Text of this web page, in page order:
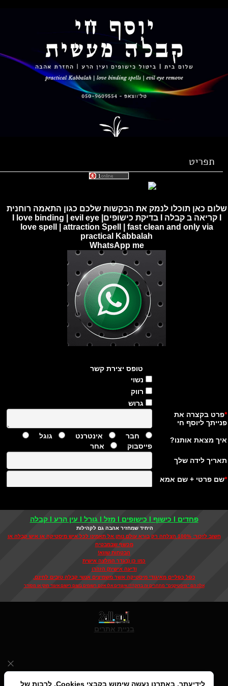
תפריט
כאן תוכלו לנמק את הבקשות שלכם כגון התאמה רוחנית
I קריאה ב קבלה I בדיקת כישופיםI love binding | evil eye |
love spell | attraction Spell | fast clean and only via
practical Kabbalah
WhatsApp me
פחדים I כישוף I כישופים I מזל I גורל I עין הרע I קבלה
היחיד שמחזיר אהבה גם לקהילות
חשוב לזכור: 100% הצלחה רק בורא עולם נותן אל תאמינו לכל איש מיסטיקה או איש קבלה או
מכשף שבמבטיח
הבטחות שווא!
כמו כן (בגדר המלצה אישית
ודיעה אישית) הזהרו
כפל כפליים מאיגודי מיסטיקה אשר משמיצים אנשי קבלה טובים לחינם,
אלה הם "מיסטיקנים" מתחרים זה בדוק!!!! איגודים אלו אינם רשומים בשום רישום איגוד חוקי או מסודר
בניית אתרים
לידיעתך, באתרנו נעשה שימוש בקבצי Cookies, לרבות של